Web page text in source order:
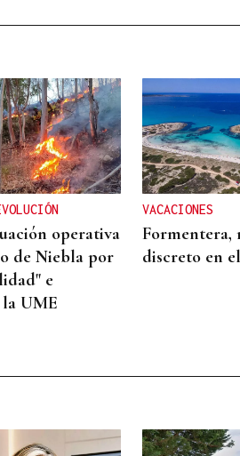
operativa
de Niebla por
e
UME
VACACIONES
Formentera,
discreto en